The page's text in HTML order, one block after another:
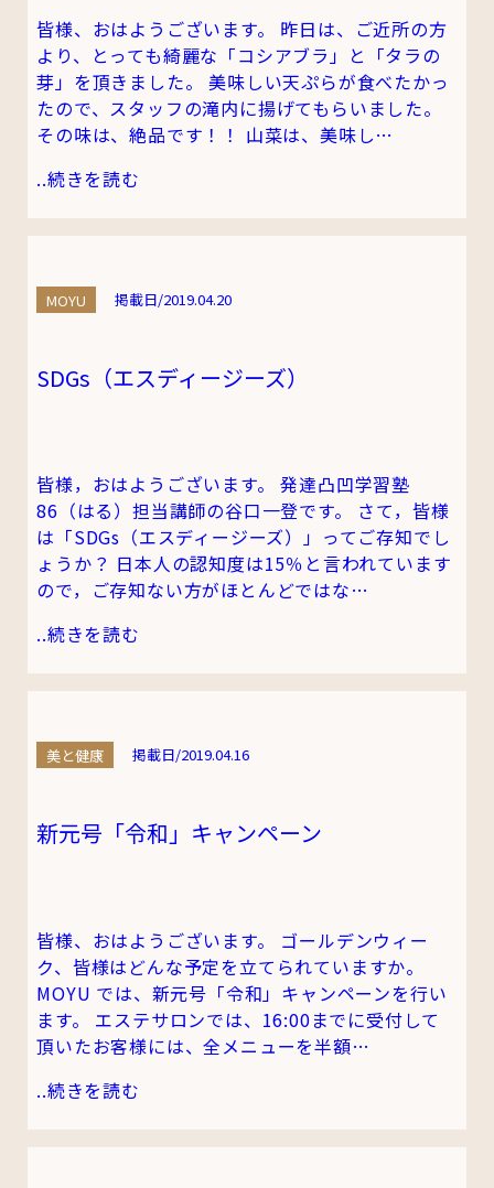
皆様、おはようございます。 昨日は、ご近所の方
より、とっても綺麗な「コシアブラ」と「タラの
芽」を頂きました。 美味しい天ぷらが食べたかっ
たので、スタッフの滝内に揚げてもらいました。
その味は、絶品です！！ 山菜は、美味し…
..続きを読む
MOYU 掲載日/2019.04.20
SDGs（エスディージーズ）
皆様，おはようございます。 発達凸凹学習塾
86（はる）担当講師の谷口一登です。 さて，皆様
は「SDGs（エスディージーズ）」ってご存知でし
ょうか？ 日本人の認知度は15％と言われています
ので，ご存知ない方がほとんどではな…
..続きを読む
美と健康 掲載日/2019.04.16
新元号「令和」キャンペーン
皆様、おはようございます。 ゴールデンウィー
ク、皆様はどんな予定を立てられていますか。
MOYU では、新元号「令和」キャンペーンを行い
ます。 エステサロンでは、16:00までに受付して
頂いたお客様には、全メニューを半額…
..続きを読む